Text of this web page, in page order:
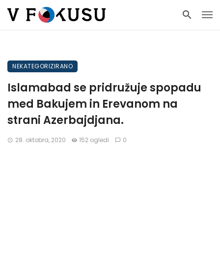
NEKATEGORIZIRANO
Islamabad se pridružuje spopadu
med Bakujem in Erevanom na
strani Azerbajdjana.
28. oktobra, 2020 152 ogledi 0